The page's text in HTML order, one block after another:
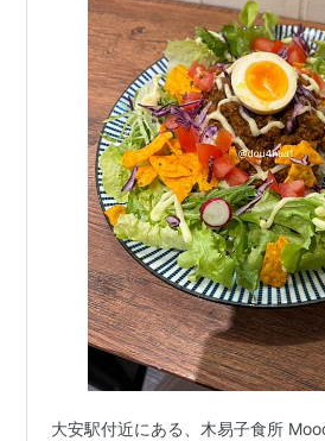
大安駅付近にある、木易子食所